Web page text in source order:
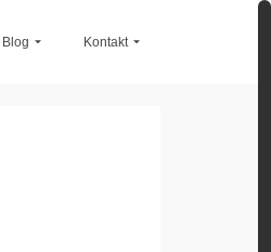
Blog Kontakt